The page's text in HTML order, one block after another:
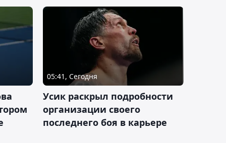
05:41, Сегодня
Усик раскрыл подробности
организации своего
последнего боя в карьере